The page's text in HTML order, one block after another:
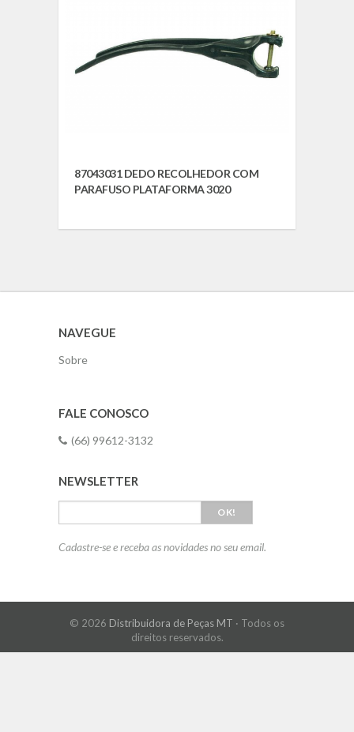
87043031 DEDO RECOLHEDOR COM
PARAFUSO PLATAFORMA 3020
NAVEGUE
Sobre
FALE CONOSCO
(66) 99612-3132
NEWSLETTER
OK!
Cadastre-se e receba as novidades no seu email.
© 2026 Distribuidora de Peças MT · Todos os
direitos reservados.